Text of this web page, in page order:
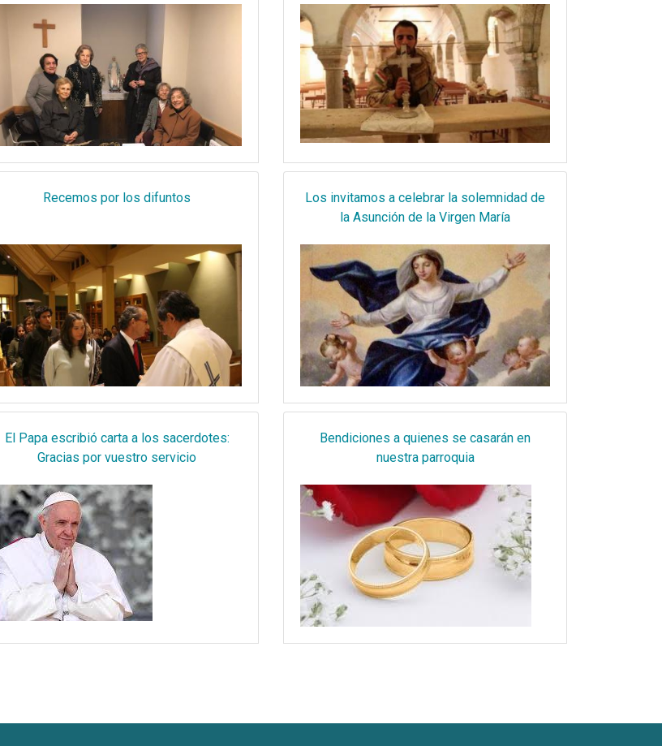
Recemos por los difuntos
Los invitamos a celebrar la solemnidad de
la Asunción de la Virgen María
El Papa escribió carta a los sacerdotes:
Gracias por vuestro servicio
Bendiciones a quienes se casarán en
nuestra parroquia